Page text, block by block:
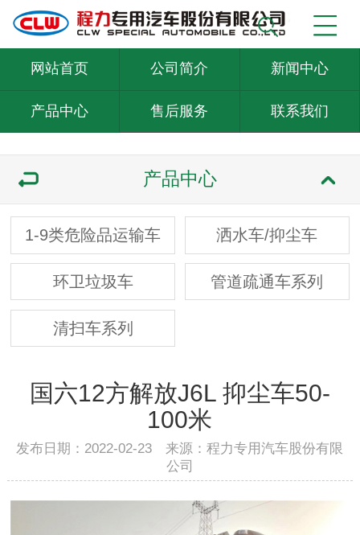
网站首页 公司简介 新闻中心
产品中心 售后服务 联系我们
产品中心
1-9类危险品运输车 洒水车/抑尘车
环卫垃圾车 管道疏通车系列
清扫车系列
国六12方解放J6L 抑尘车50-
100米
发布日期：2022-02-23 来源：程力专用汽车股份有限
公司